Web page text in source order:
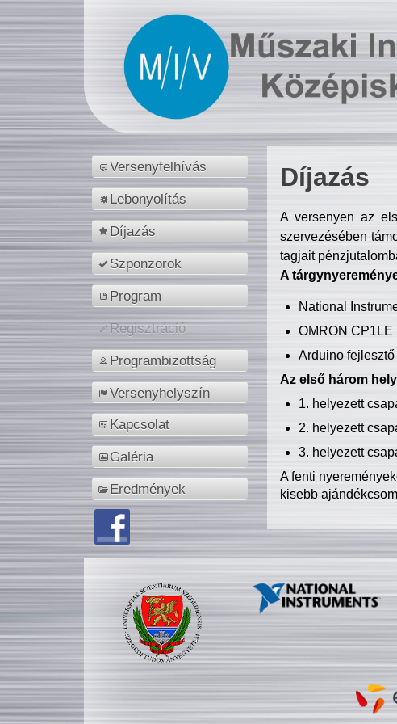
Versenyfelhívás
Lebonyolítás
Díjazás
Szponzorok
Program
Regisztráció
Programbizottság
Versenyhelyszín
Kapcsolat
Galéria
Eredmények
Díjazás
A versenyen az
szervezésében
tagjait
A
National
OMRON CP1LE
Arduino fejlesztő
Az első három
1. helyezett
2. helyezett
3. helyezett
A fenti
kisebb